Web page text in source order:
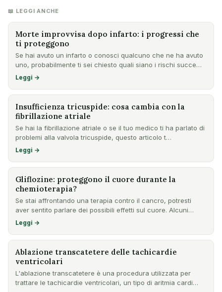
📖 LEGGI ANCHE
Morte improvvisa dopo infarto: i progressi che
ti proteggono
Se hai avuto un infarto o conosci qualcuno che ne ha avuto
uno, probabilmente ti sei chiesto quali siano i rischi succe…
Leggi →
Insufficienza tricuspide: cosa cambia con la
fibrillazione atriale
Se hai la fibrillazione atriale o se il tuo medico ti ha parlato di
problemi alla valvola tricuspide, questo articolo t…
Leggi →
Gliflozine: proteggono il cuore durante la
chemioterapia?
Se stai affrontando una terapia contro il cancro, potresti
aver sentito parlare dei possibili effetti sul cuore. Alcuni…
Leggi →
Ablazione transcatetere delle tachicardie
ventricolari
L'ablazione transcatetere è una procedura utilizzata per
trattare le tachicardie ventricolari, un tipo di aritmia cardi…